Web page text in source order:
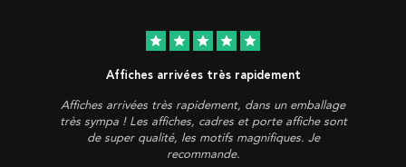
star star star star star
Affiches arrivées très rapidement
Affiches arrivées très rapidement, dans un emballage
très sympa ! Les affiches, cadres et porte affiche sont
de super qualité, les motifs magnifiques. Je
recommande.